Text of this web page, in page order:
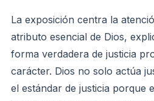
Reflection: When have you
question God's fairness in a
trusting in His higher
change your response to that
La exposición centra la
atributo esencial de Dios,
forma verdadera de justicia
carácter. Dios no solo actúa
el estándar de justicia porque